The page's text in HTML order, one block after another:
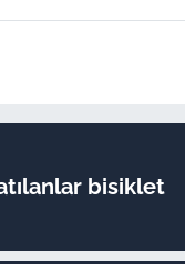
bisiklet